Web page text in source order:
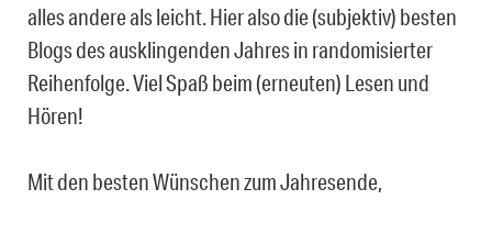
alles andere als leicht. Hier also die (subjektiv) besten
Blogs des ausklingenden Jahres in randomisierter
Reihenfolge. Viel Spaß beim (erneuten) Lesen und
Hören!
Mit den besten Wünschen zum Jahresende,